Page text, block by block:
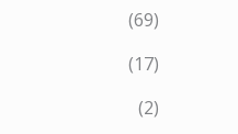
(69)
(17)
(2)